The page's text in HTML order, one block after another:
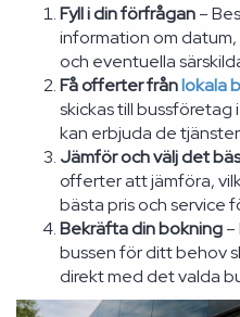
Fyll i din förfrågan–
information om
och eventuella
Få offerter frånlokala
skickas till
kan erbjuda de
Jämför och välj det
offerter att jämföra,
bästa pris och service
Bekräfta din bokning
bussen för ditt behov
direkt med det valda